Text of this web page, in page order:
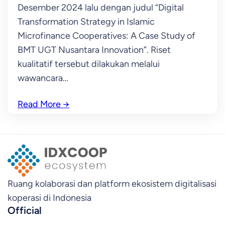
Desember 2024 lalu dengan judul “Digital
Transformation Strategy in Islamic
Microfinance Cooperatives: A Case Study of
BMT UGT Nusantara Innovation”. Riset
kualitatif tersebut dilakukan melalui
wawancara…
Read More →
Ruang kolaborasi dan platform ekosistem digitalisasi
koperasi di Indonesia
Official